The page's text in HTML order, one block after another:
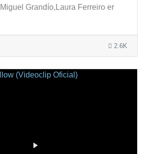
Grandío,Laura Ferreiro er
2.6K